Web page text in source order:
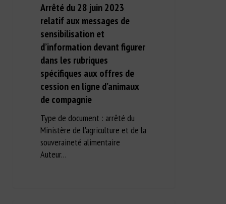
Arrêté du 28 juin 2023
relatif aux messages de
sensibilisation et
d’information devant figurer
dans les rubriques
spécifiques aux offres de
cession en ligne d’animaux
de compagnie
Type de document : arrêté du
Ministère de l'agriculture et de la
souveraineté alimentaire
Auteur…